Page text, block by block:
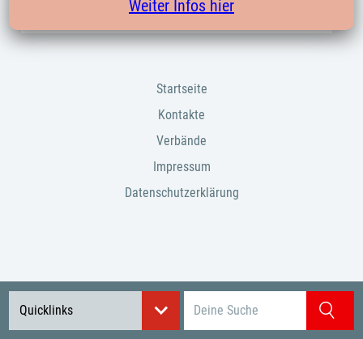
Quicklinks
Suchbegriff eingeben
Startseite
Kontakte
Verbände
Impressum
Datenschutzerklärung
Weiter Infos hier